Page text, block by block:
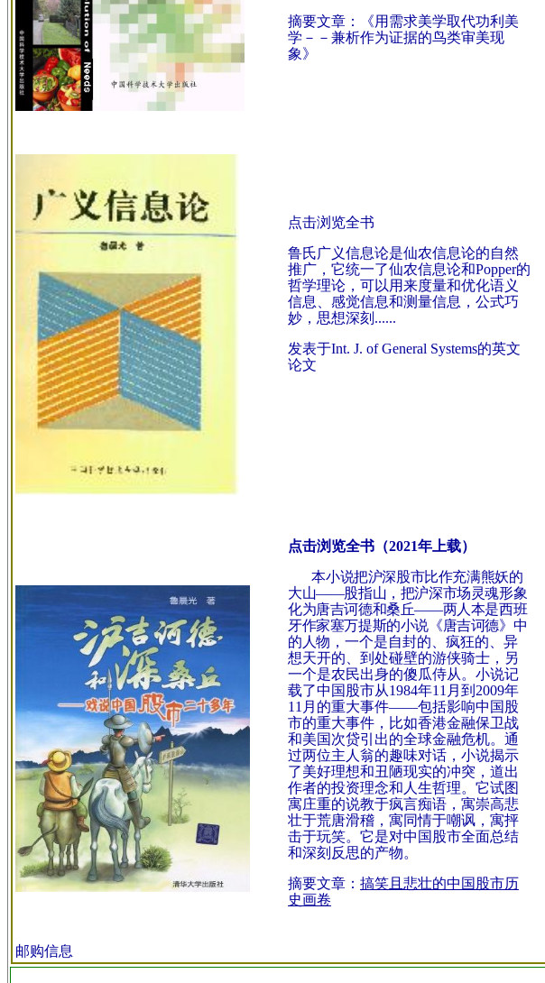
摘要文章：
《用需求美学取代功利美
学－－兼析作为证据的鸟类审美现
象》
点击浏览全书
鲁氏广义信息论是仙农信息论的自然
推广，它统一了仙农信息论和Popper的
哲学理论，可以用来度量和优化语义
信息、感觉信息和测量信息，公式巧
妙，思想深刻......
发表于Int. J. of General Systems的英文
论文
点击浏览全书（2021年上载）
本小说把沪深股市比作充满熊妖的
大山――股指山，把沪深市场灵魂形象
化为唐吉诃德和桑丘――两人本是西班
牙作家塞万提斯的小说《唐吉诃德》中
的人物，一个是自封的、疯狂的、异
想天开的、到处碰壁的游侠骑士，另
一个是农民出身的傻瓜侍从。小说记
载了中国股市从1984年11 月到 2009年
11 月的重大事件――包括影响中国股
市的重大事件，比如香港金融保卫战
和美国次贷引出的全球金融危机。通
过两位主人翁的趣味对话，小说揭示
了美好理想和丑陋现实的冲突，道出
作者的投资理念和人生哲理。它试图
寓庄重的说教于疯言痴语，寓崇高悲
壮于荒唐滑稽，寓同情于嘲讽，寓抨
击于玩笑。它是对中国股市全面总结
和深刻反思的产物。
摘要文章： 搞笑且悲壮的中国股市历
史画卷
邮购信息